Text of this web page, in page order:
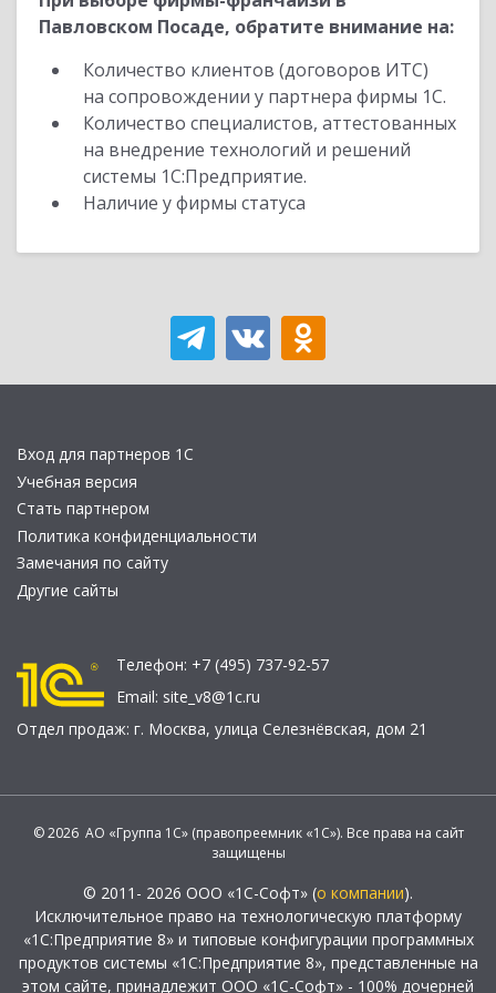
Павловском Посаде, обратите внимание на:
Количество клиентов (договоров ИТС)
на сопровождении у партнера фирмы 1С.
Количество специалистов, аттестованных
на внедрение технологий и решений
системы 1С:Предприятие.
Наличие у фирмы статуса
Вход для партнеров 1С
Учебная версия
Стать партнером
Политика конфиденциальности
Замечания по сайту
Другие сайты
Телефон: +7 (495) 737-92-57
Email: site_v8@1c.ru
Отдел продаж: г. Москва, улица Селезнёвская, дом 21
© 2026 АО «Группа 1С» (правопреемник «1С»). Все права на сайт
защищены
© 2011- 2026 ООО «1С-Софт» (о компании).
Исключительное право на технологическую платформу
«1С:Предприятие 8» и типовые конфигурации программных
продуктов системы «1С:Предприятие 8», представленные на
этом сайте, принадлежит ООО «1С-Софт» - 100% дочерней